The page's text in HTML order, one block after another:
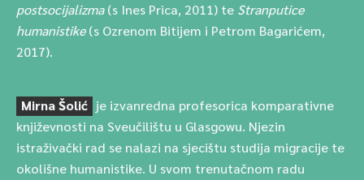
postsocijalizma(s Ines Prica, 2011) te Stranputice
humanistike(s Ozrenom Bitijem i Petrom Bagarićem,
2017).
Mirna Šolić je izvanredna profesorica komparativne
književnosti na Sveučilištu u Glasgowu. Njezin
istraživački rad se nalazi na sjecištu studija migracije te
okolišne humanistike. U svom trenutačnom radu